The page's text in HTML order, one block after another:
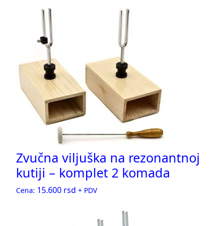
Zvučna viljuška na rezonantnoj
kutiji – komplet 2 komada
Cena: 15.600 rsd + PDV